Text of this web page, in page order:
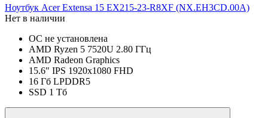
Ноутбук Acer Extensa 15 EX215-23-R8XF (NX.EH3CD.00A)
Нет в наличии
ОС не установлена
AMD Ryzen 5 7520U 2.80 ГГц
AMD Radeon Graphics
15.6" IPS 1920x1080 FHD
16 Гб LPDDR5
SSD 1 Тб